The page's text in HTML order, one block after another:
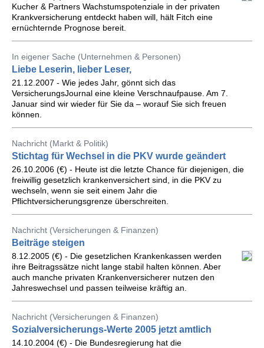
Kucher & Partners Wachstumspotenziale in der privaten
Krankversicherung entdeckt haben will, hält Fitch eine
ernüchternde Prognose bereit.
In eigener Sache (Unternehmen & Personen)
Liebe Leserin, lieber Leser,
21.12.2007 - Wie jedes Jahr, gönnt sich das
VersicherungsJournal eine kleine Verschnaufpause. Am 7.
Januar sind wir wieder für Sie da – worauf Sie sich freuen
können.
Nachricht (Markt & Politik)
Stichtag für Wechsel in die PKV wurde geändert
26.10.2006 (€) - Heute ist die letzte Chance für diejenigen, die
freiwillig gesetzlich krankenversichert sind, in die PKV zu
wechseln, wenn sie seit einem Jahr die
Pflichtversicherungsgrenze überschreiten.
Nachricht (Versicherungen & Finanzen)
Beiträge steigen
8.12.2005 (€) - Die gesetzlichen Krankenkassen werden
ihre Beitragssätze nicht lange stabil halten können. Aber
auch manche privaten Krankenversicherer nutzen den
Jahreswechsel und passen teilweise kräftig an.
Nachricht (Versicherungen & Finanzen)
Sozialversicherungs-Werte 2005 jetzt amtlich
14.10.2004 (€) - Die Bundesregierung hat die